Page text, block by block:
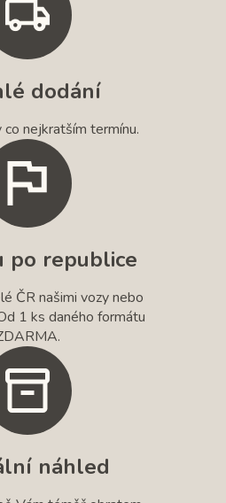
dodání
co nejkratším termínu.
po republice
ČR našimi vozy nebo
1 ks daného formátu
náhled